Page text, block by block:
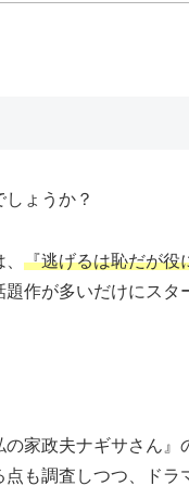
ょうか？
『逃げるは恥だが役
題作が多いだけにスタ
の家政夫ナギサさん』
点も調査しつつ、ドラ